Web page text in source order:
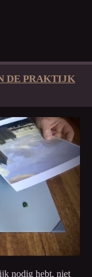
DE PRAKTIJK
nodig hebt, niet